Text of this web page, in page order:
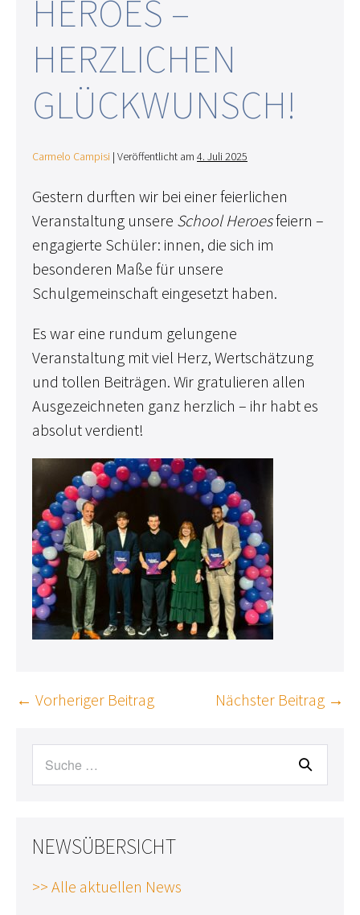
HEROES –
HERZLICHEN
GLÜCKWUNSCH!
Carmelo Campisi | Veröffentlicht am 4. Juli 2025
Gestern durften wir bei einer feierlichen
Veranstaltung unsere School Heroesfeiern –
engagierte Schüler: innen, die sich im
besonderen Maße für unsere
Schulgemeinschaft eingesetzt haben.
Es war eine rundum gelungene
Veranstaltung mit viel Herz, Wertschätzung
und tollen Beiträgen. Wir gratulieren allen
Ausgezeichneten ganz herzlich – ihr habt es
absolut verdient!
Beitragsnavigation
← Vorheriger Beitrag Nächster Beitrag →
NEWSÜBERSICHT
>> Alle aktuellen News